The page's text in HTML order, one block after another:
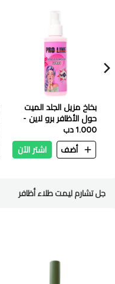
بخاخ مزيل الجلد الميت
حول الأظافر برو لاين -
150 مل
1.000 دب
أضف
اشتر الآن
جل تشارم ليمت طلاء أظافر